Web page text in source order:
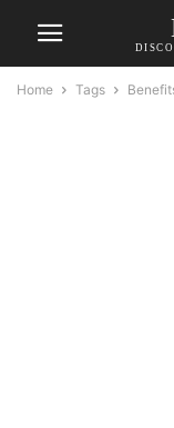
Home Tags